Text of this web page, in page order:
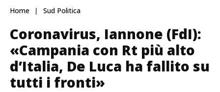
Home Sud Politica
Coronavirus, Iannone (FdI):
«Campania con Rt più alto
d’Italia, De Luca ha fallito su
tutti i fronti»